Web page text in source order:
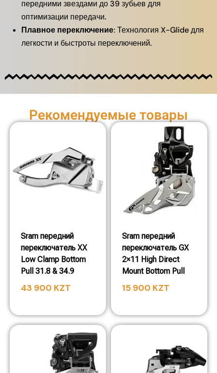
передними звездами до 39 зубьев для
оптимизации передачи.
Плавное переключение: Технология X-Glide для
легкости и быстроты переключений.
Рекомендуемые товары
Sram передний
переключатель XX
Low Clamp Bottom
Pull 31.8 & 34.9
43 900 KZT
Sram передний
переключатель GX
2×11 High Direct
Mount Bottom Pull
15 900 KZT